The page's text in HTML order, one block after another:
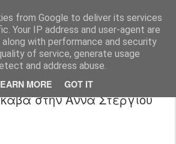
from Google to deliver its services
Your IP address and user-agent are
with performance and security
of service, generate usage
and address abuse.
MORE GOT IT
Άνθρωποι"
Φιλικά Sites
του Προέδρου της Ε.Σ.Ε
στην Άννα Στεργίου